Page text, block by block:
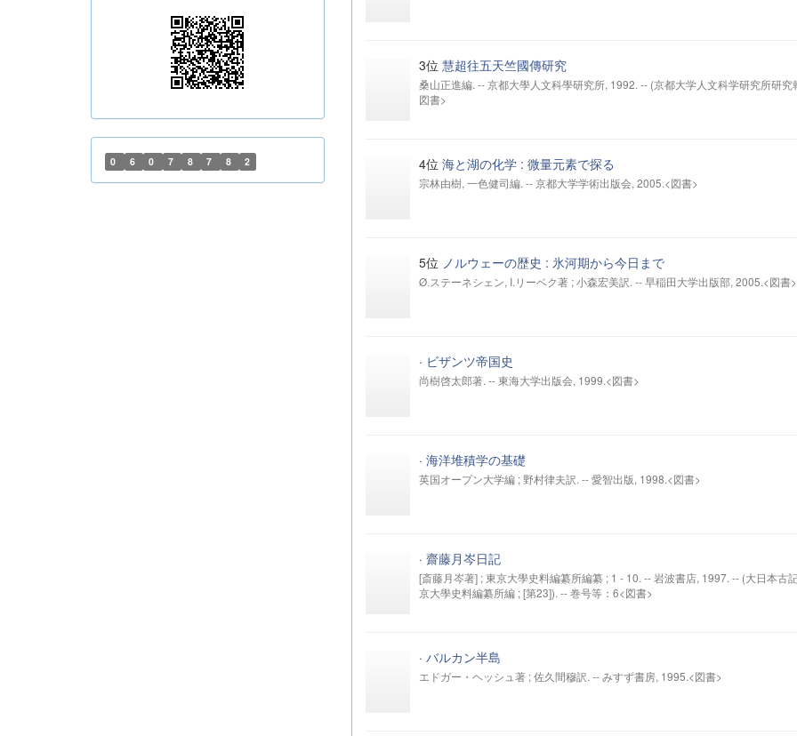
3位 慧超往五天竺國傳研究
桑山正進編. -- 京都大學人文科學研究所, 1992. -- (京都大学人文科学研究所研究
図書>
4位 海と湖の化学 : 微量元素で探る
宗林由樹, 一色健司編. -- 京都大学学術出版会, 2005.<図書>
5位 ノルウェーの歴史 : 氷河期から今日まで
Ø.ステーネシェン, I.リーベク著 ; 小森宏美訳. -- 早稲田大学出版部, 2005.<図書>
· ビザンツ帝国史
尚樹啓太郎著. -- 東海大学出版会, 1999.<図書>
· 海洋堆積学の基礎
英国オープン大学編 ; 野村律夫訳. -- 愛智出版, 1998.<図書>
· 齋藤月岑日記
[斎藤月岑著] ; 東京大學史料編纂所編纂 ; 1 - 10. -- 岩波書店, 1997. -- (大日本古
京大學史料編纂所編 ; [第23]). -- 巻号等：6<図書>
· バルカン半島
エドガー・ヘッシュ著 ; 佐久間穆訳. -- みすず書房, 1995.<図書>
0 6 0 7 8 7 8 2